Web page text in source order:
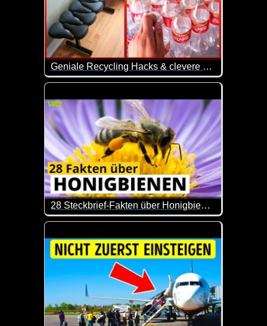
Geniale Recycling Hacks & clevere Wege um alles um dich herum wiederzuverwerten
Wie immer kann man nicht mit allen Tipps was
28 Steckbrief-Fakten über Honigbienen
Man lernt nie aus und zum Tag der Honigbiene